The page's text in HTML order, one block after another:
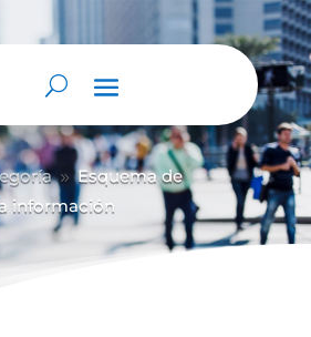
9 Esquema de
información